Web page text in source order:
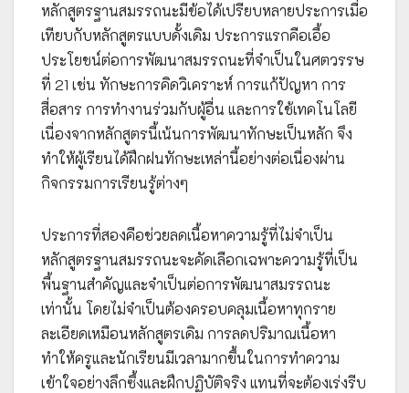
หลักสูตรฐานสมรรถนะมีข้อได้เปรียบหลายประการเมื่อ
เทียบกับหลักสูตรแบบดั้งเดิม ประการแรกคือเอื้อ
ประโยชน์ต่อการพัฒนาสมรรถนะที่จำเป็นในศตวรรษ
ที่ 21 เช่น ทักษะการคิดวิเคราะห์ การแก้ปัญหา การ
สื่อสาร การทำงานร่วมกับผู้อื่น และการใช้เทคโนโลยี
เนื่องจากหลักสูตรนี้เน้นการพัฒนาทักษะเป็นหลัก จึง
ทำให้ผู้เรียนได้ฝึกฝนทักษะเหล่านี้อย่างต่อเนื่องผ่าน
กิจกรรมการเรียนรู้ต่างๆ
ประการที่สองคือช่วยลดเนื้อหาความรู้ที่ไม่จำเป็น
หลักสูตรฐานสมรรถนะจะคัดเลือกเฉพาะความรู้ที่เป็น
พื้นฐานสำคัญและจำเป็นต่อการพัฒนาสมรรถนะ
เท่านั้น โดยไม่จำเป็นต้องครอบคลุมเนื้อหาทุกราย
ละเอียดเหมือนหลักสูตรเดิม การลดปริมาณเนื้อหา
ทำให้ครูและนักเรียนมีเวลามากขึ้นในการทำความ
เข้าใจอย่างลึกซึ้งและฝึกปฏิบัติจริง แทนที่จะต้องเร่งรีบ